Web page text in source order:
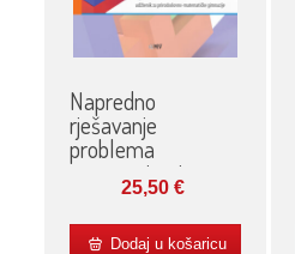
Napredno
rješavanje
problema
programiranjem u
Pythonu25,50€
Dodaj u košaricu